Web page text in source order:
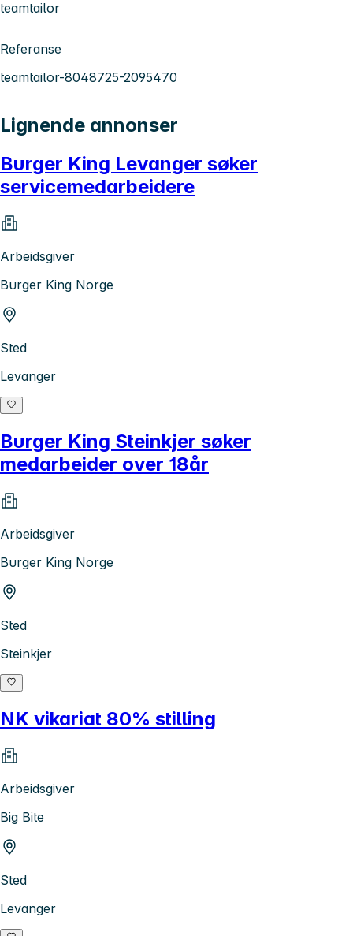
teamtailor
Referanse
teamtailor-8048725-2095470
Lignende annonser
Burger King Levanger søker
servicemedarbeidere
Arbeidsgiver
Burger King Norge
Sted
Levanger
Burger King Steinkjer søker
medarbeider over 18år
Arbeidsgiver
Burger King Norge
Sted
Steinkjer
NK vikariat 80% stilling
Arbeidsgiver
Big Bite
Sted
Levanger